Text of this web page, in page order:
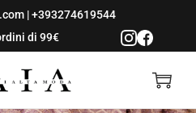
|+393274619544
di 99€